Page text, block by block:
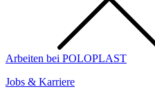
Arbeiten bei POLOPLAST
Jobs & Karriere